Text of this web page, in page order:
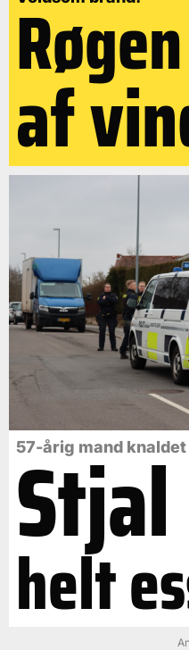
af
57-årig mand
helt